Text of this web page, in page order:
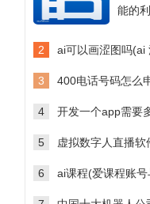
能的
2 ai可以画涩图吗(ai
3 400电话号码怎么
4
5
6 ai课程(爱课程账